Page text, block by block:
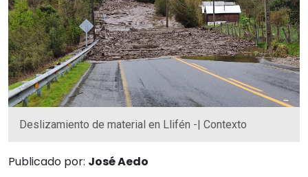
Deslizamiento de material en Llifén -| Contexto
Publicado por: José Aedo